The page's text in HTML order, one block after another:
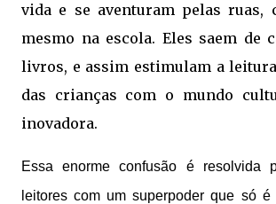
vida e se aventuram pelas ruas,
mesmo na escola. Eles saem de
livros, e assim estimulam a
das crianças com o mundo
inovadora.
Essa enorme confusão é resolvida
leitores com um superpoder que só